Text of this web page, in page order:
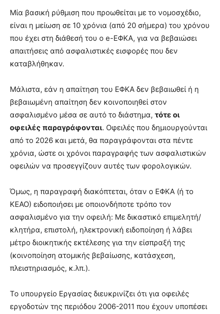
Μία βασική ρύθμιση που προωθείται με το νομοσχέδιο,
είναι η μείωση σε 10 χρόνια (από 20 σήμερα) του χρόνου
που έχει στη διάθεσή του ο e-ΕΦΚΑ, για να βεβαιώσει
απαιτήσεις από ασφαλιστικές εισφορές που δεν
καταβλήθηκαν.
Μάλιστα, εάν η απαίτηση του ΕΦΚΑ δεν βεβαιωθεί ή η
βεβαιωμένη απαίτηση δεν κοινοποιηθεί στον
ασφαλισμένο μέσα σε αυτό το διάστημα, τότε οι
οφειλές παραγράφονται. Οφειλές που δημιουργούνται
από το 2026 και μετά, θα παραγράφονται στα πέντε
χρόνια, ώστε οι χρόνοι παραγραφής των ασφαλιστικών
οφειλών να προσεγγίζουν αυτές των φορολογικών.
Όμως, η παραγραφή διακόπτεται, όταν ο ΕΦΚΑ (ή το
ΚΕΑΟ) ειδοποιήσει με οποιονδήποτε τρόπο τον
ασφαλισμένο για την οφειλή: Με δικαστικό επιμελητή/
κλητήρα, επιστολή, ηλεκτρονική ειδοποίηση ή λάβει
μέτρο διοικητικής εκτέλεσης για την είσπραξή της
(κοινοποίηση ατομικής βεβαίωσης, κατάσχεση,
πλειστηριασμός, κ.λπ.).
Το υπουργείο Εργασίας διευκρινίζει ότι για οφειλές
εργοδοτών της περιόδου 2006-2011 που έχουν υποπέσει